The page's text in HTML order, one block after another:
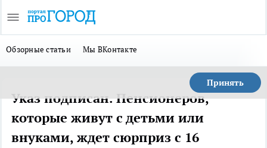
Обзорные статьи Мы ВКонтакте
Принять
Указ подписан. Пенсионеров,
которые живут с детьми или
внуками, ждет сюрприз с 16